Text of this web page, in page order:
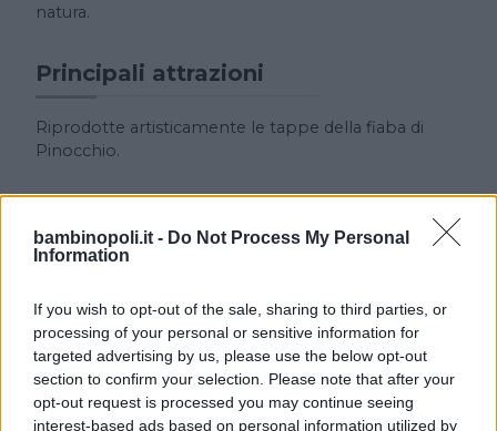
bambinopoli.it - Do Not Process My Personal
Information
If you wish to opt-out of the sale, sharing to third parties, or
processing of your personal or sensitive information for
targeted advertising by us, please use the below opt-out
section to confirm your selection. Please note that after your
opt-out request is processed you may continue seeing
interest-based ads based on personal information utilized by
natura.
Principali attrazioni
Riprodotte artisticamente le tappe della fiaba di
Pinocchio.
Si organizzano visite guidate.
Servizi Accessori
Pronto soccorso, servizio di vigilanza, toilette con
fasciatolo.